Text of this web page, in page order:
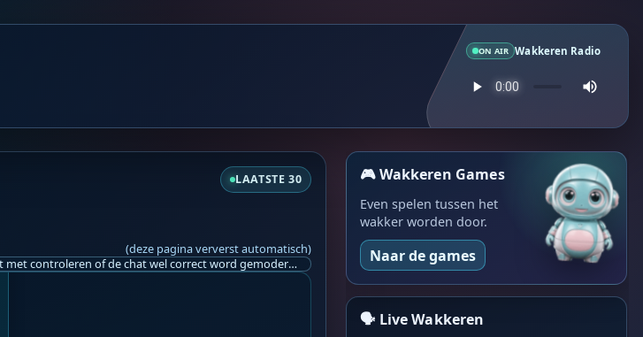
ON AIR Wakkeren Radio
LAATSTE 30
(deze pagina ververst automatisch)
Ik ben op zoek naar een helpende hand, een menselijk oog, een admin die helpt met controleren of de chat wel correct word gemodereerd word door NoMoSpam. 98% gaat automatisch goed, toch ik dit nooit helemaal loslaten en moet er altijd een mens mee blijven opletten bij elke beslissing die gemaakt word. Waar bestaan de werkzaamheden uit? Mee kijken in admin log kanaal naar alle drugs/porno/scams die voorbij komen en in het geval van een randgevalletje, ingrijpen en b.v. een verwijderd maar wel toegestaan bericht terug plaatsen met een druk op de knop. tsja zo banaal en simpel is het gesteld.. Word je hier blij van? Nee. Strookt het je ego? Nee. Word je er beter van? Nee. Kost het veel tijd? Totaal niet, consistentie en regelmaat is belangrijker dan 'er even voor kunnen gaan zitten'.. het werk is in een paar seconden gepiept.. je checkt puur of AI de juiste beslissing heeft gemaakt.. …
🎮 Wakkeren Games
Even spelen tussen het
wakker worden door.
Naar de games
🗣️ Live Wakkeren